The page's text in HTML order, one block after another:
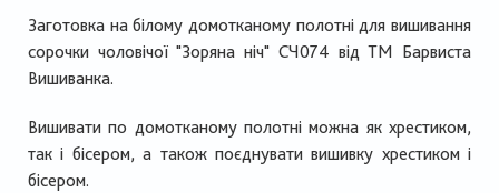
Заготовка на білому домотканому полотні для вишивання
сорочки чоловічої "Зоряна ніч" СЧ074 від ТМ Барвиста
Вишиванка.
Вишивати по домотканому полотні можна як хрестиком,
так і бісером, а також поєднувати вишивку хрестиком і
бісером.